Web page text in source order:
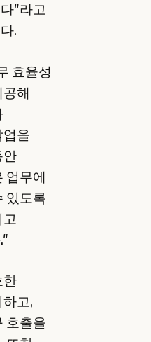
"라고
.
효율성
해
업을
안
업무에
있도록
고
한
고,
호출을